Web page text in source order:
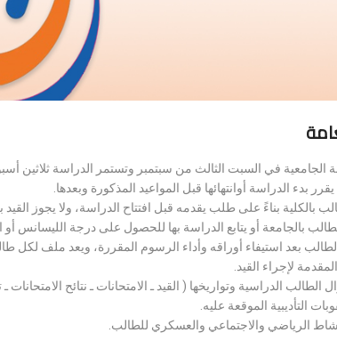
الجامعية في السبت الثالث من سبتمبر وتستمر الدراسة
بدء الدراسة أوانتهائها قبل المواعيد المذكورة وبعدها.
بالكلية بناءً على طلب يقدمه قبل افتتاح الدراسة، ولا يجوز
بالجامعة أو يتابع الدراسة بها للحصول على درجة الليسانس
بعد استيفاء أوراقه وأداء الرسوم المقررة، ويعد ملف
لإجراء القيد.
الطالب الدراسية وتواريخها ( القيد ـ الامتحانات ـ نتائح الامتحانات ـ
التأديبية الموقعة عليه.
الرياضي والاجتماعي والعسكري للطالب.